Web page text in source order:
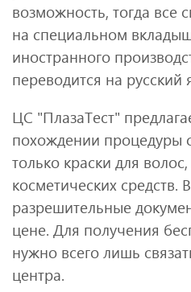
возможность, тогда все
на специальном
иностранного
переводится на русский
ЦС "ПлазаТест"
похождении процедуры
только краски для
косметических средств.
разрешительные
цене. Для получения
нужно всего лишь
центра.